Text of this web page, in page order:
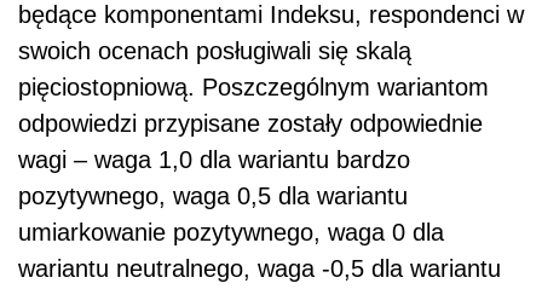
będące komponentami Indeksu, respondenci w
swoich ocenach posługiwali się skalą
pięciostopniową. Poszczególnym wariantom
odpowiedzi przypisane zostały odpowiednie
wagi – waga 1,0 dla wariantu bardzo
pozytywnego, waga 0,5 dla wariantu
umiarkowanie pozytywnego, waga 0 dla
wariantu neutralnego, waga -0,5 dla wariantu